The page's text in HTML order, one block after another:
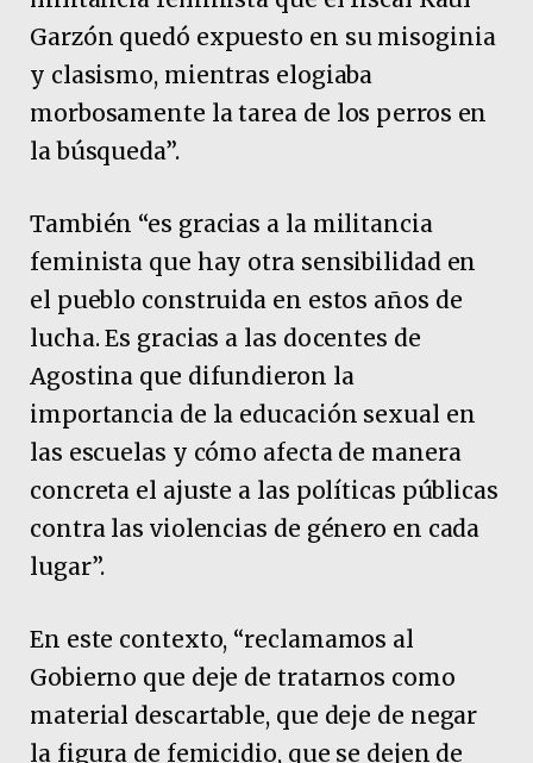
Garzón quedó expuesto en su misoginia
y clasismo, mientras elogiaba
morbosamente la tarea de los perros en
la búsqueda”.
También “es gracias a la militancia
feminista que hay otra sensibilidad en
el pueblo construida en estos años de
lucha. Es gracias a las docentes de
Agostina que difundieron la
importancia de la educación sexual en
las escuelas y cómo afecta de manera
concreta el ajuste a las políticas públicas
contra las violencias de género en cada
lugar”.
En este contexto, “reclamamos al
Gobierno que deje de tratarnos como
material descartable, que deje de negar
la figura de femicidio, que se dejen de